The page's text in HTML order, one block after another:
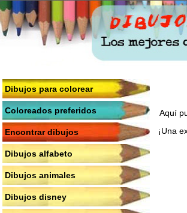
Dibujos para colorear
Coloreados preferidos
Encontrar dibujos
Dibujos alfabeto
Dibujos animales
Dibujos disney
Aquí
¡Una